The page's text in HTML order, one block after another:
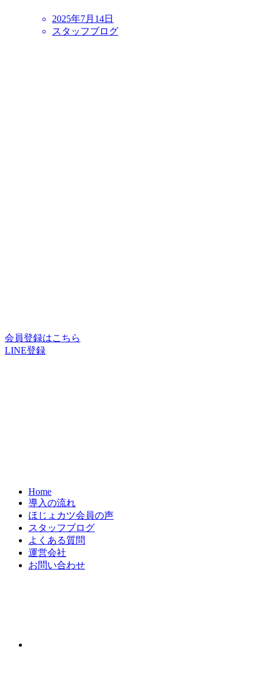
2025年7月14日
スタッフブログ
会員登録はこちら
LINE登録
Home
導入の流れ
ほじょカツ会員の声
スタッフブログ
よくある質問
運営会社
お問い合わせ